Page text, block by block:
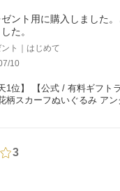
ント用に購入しました
た。
ト｜はじめて
10
天1位】 【公式 / 有料ギフト
柄スカーフぬいぐるみ ア
3